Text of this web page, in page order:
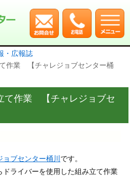
・広報誌
作業 【チャレジョブセンター桶
て作業 【チャレジョブセ
ョブセンター桶川 です。
ライバーを使用した組み立て作業